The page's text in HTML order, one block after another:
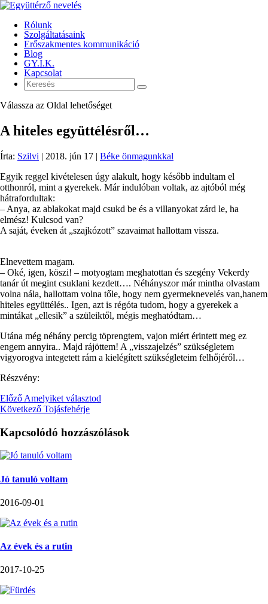
Rólunk
Szolgáltatásaink
Erőszakmentes kommunikáció
Blog
GY.I.K.
Kapcsolat
Válassza az Oldal lehetőséget
A hiteles együttélésről…
Írta: Szilvi | 2018. jún 17 | Béke önmagunkkal
Egyik reggel kivételesen úgy alakult, hogy később indultam el
otthonról, mint a gyerekek. Már indulóban voltak, az ajtóból még
hátrafordultak:
– Anya, az ablakokat majd csukd be és a villanyokat zárd le, ha
elmész! Kulcsod van?
A saját, éveken át „szajkózott” szavaimat hallottam vissza.
Elnevettem magam.
– Oké, igen, köszi! – motyogtam meghatottan és szegény Vekerdy
tanár út megint csuklani kezdett…. Néhányszor már mintha olvastam
volna nála, hallottam volna tőle, hogy nem gyermeknevelés van,hanem
hiteles együttélés.. Igen, azt is régóta tudom, hogy a gyerekek a
mintákat „ellesik” a szüleiktől, mégis meghatódtam…
Utána még néhány percig töprengtem, vajon miért érintett meg ez
engem annyira.. Majd rájöttem! A „visszajelzés” szükségletem
vigyorogva integetett rám a kielégített szükségleteim felhőjéről…
Részvény:
Előző Amelyiket választod
Következő Tojásfehérje
Kapcsolódó hozzászólások
Jó tanuló voltam
2016-09-01
Az évek és a rutin
2017-10-25